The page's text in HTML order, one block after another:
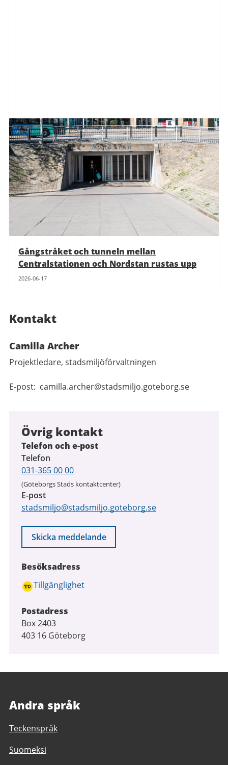
Gångstråket och tunneln mellan
Centralstationen och Nordstan rustas upp
2026-06-17
Kontakt
Camilla Archer
Projektledare, stadsmiljöförvaltningen
E-post: camilla.archer@stadsmiljo.goteborg.se
Övrig kontakt
Telefon och e-post
Telefon
031-365 00 00
(Göteborgs Stads kontaktcenter)
E-post
stadsmiljo@stadsmiljo.goteborg.se
Skicka meddelande
Besöksadress
Tillgänglighet
Postadress
Box 2403
403 16 Göteborg
Andra språk
Teckenspråk
Suomeksi